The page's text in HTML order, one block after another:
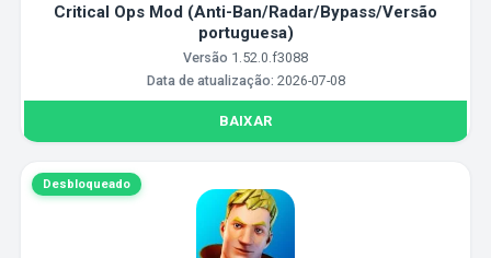
Critical Ops Mod (Anti-Ban/Radar/Bypass/Versão
portuguesa)
Versão 1.52.0.f3088
Data de atualização: 2026-07-08
BAIXAR
Desbloqueado